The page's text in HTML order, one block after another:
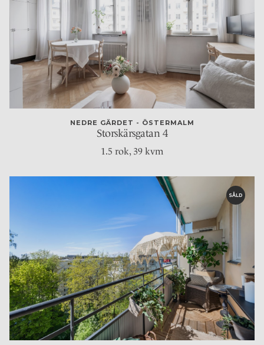
NEDRE GÄRDET - ÖSTERMALM
Storskärsgatan 4
1.5 rok, 39 kvm
SÅLD